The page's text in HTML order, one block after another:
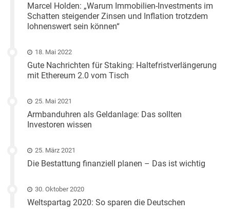
Marcel Holden: „Warum Immobilien-Investments im
Schatten steigender Zinsen und Inflation trotzdem
lohnenswert sein können“
18. Mai 2022
Gute Nachrichten für Staking: Haltefristverlängerung
mit Ethereum 2.0 vom Tisch
25. Mai 2021
Armbanduhren als Geldanlage: Das sollten
Investoren wissen
25. März 2021
Die Bestattung finanziell planen – Das ist wichtig
30. Oktober 2020
Weltspartag 2020: So sparen die Deutschen